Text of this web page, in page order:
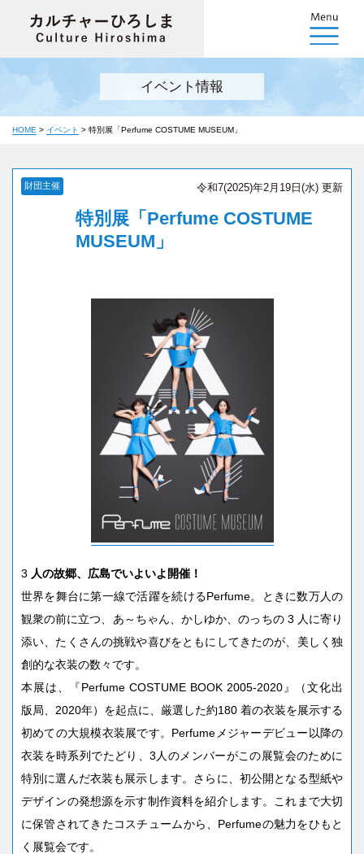
イベント情報
HOME > イベント > 特別展「Perfume COSTUME MUSEUM」
令和7(2025)年2月19日(水) 更新
財団主催
特別展「Perfume COSTUME
MUSEUM」
3 人の故郷、広島でいよいよ開催！
世界を舞台に第一線で活躍を続けるPerfume。ときに数万人の
観衆の前に立つ、あ～ちゃん、かしゆか、のっちの 3 人に寄り
添い、たくさんの挑戦や喜びをともにしてきたのが、美しく独
創的な衣装の数々です。
本展は、『Perfume COSTUME BOOK 2005-2020』（文化出
版局、2020年）を起点に、厳選した約180 着の衣装を展示する
初めての大規模衣装展です。Perfumeメジャーデビュー以降の
衣装を時系列でたどり、3人のメンバーがこの展覧会のために
特別に選んだ衣装も展示します。さらに、初公開となる型紙や
デザインの発想源を示す制作資料を紹介します。これまで大切
に保管されてきたコスチュームから、Perfumeの魅力をひもと
く展覧会です。